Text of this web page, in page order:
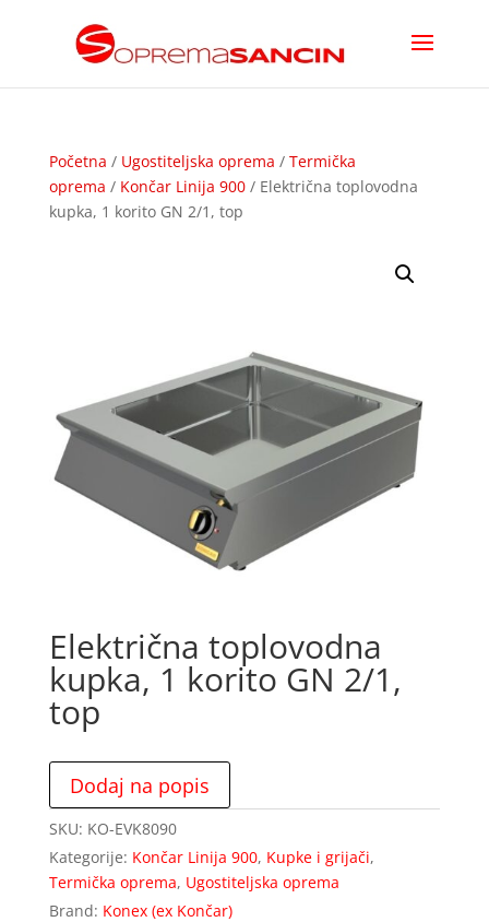
Početna / Ugostiteljska oprema / Termička
oprema / Končar Linija 900/ Električna toplovodna
kupka, 1 korito GN 2/1, top
Električna toplovodna
kupka, 1 korito GN 2/1,
top
Dodaj na popis
SKU: KO-EVK8090
Kategorije: Končar Linija 900, Kupke i grijači,
Termička oprema, Ugostiteljska oprema
Brand: Konex (ex Končar)